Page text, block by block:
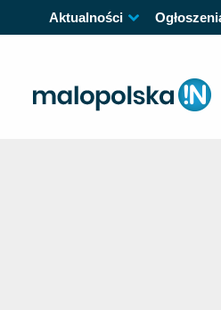
Aktualności